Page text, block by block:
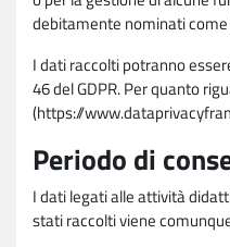
debitamente nominati
I dati raccolti potranno
46 del GDPR. Per quanto
(https://
Periodo di
I dati legati alle attività
stati raccolti viene